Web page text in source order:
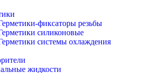
фиксаторы резьбы
силиконовые
системы охлаждения
жидкости